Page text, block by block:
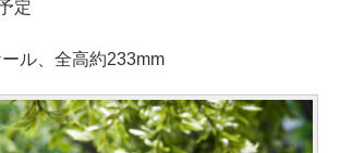
定
ル、全高約233mm